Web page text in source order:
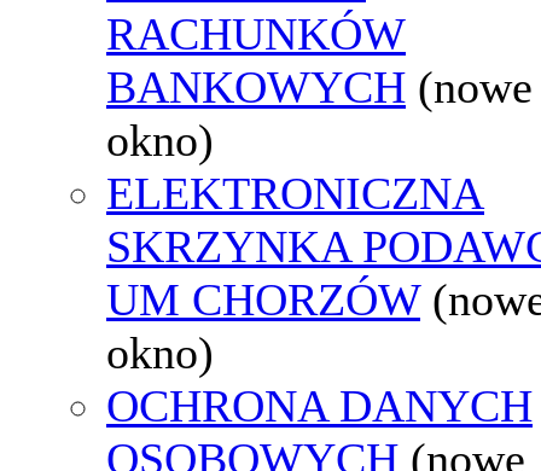
RACHUNKÓW
BANKOWYCH (nowe
okno)
ELEKTRONICZNA
SKRZYNKA
UM CHORZÓW
okno)
OCHRONA DANYCH
OSOBOWYCH (nowe